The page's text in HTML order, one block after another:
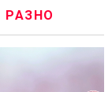
РАЗНО